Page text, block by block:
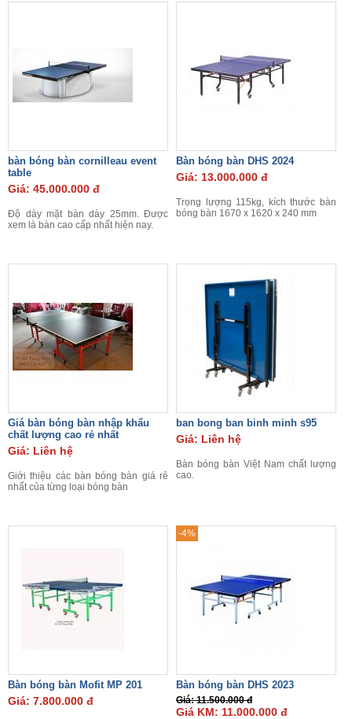
bàn bóng bàn cornilleau event
table
Giá: 45.000.000 đ
Độ dày mặt bàn dày 25mm. Được
xem là bàn cao cấp nhất hiện nay.
Bàn bóng bàn DHS 2024
Giá: 13.000.000 đ
Trọng lượng 115kg, kích thước bàn
bóng bàn 1670 x 1620 x 240 mm
Giá bàn bóng bàn nhập khẩu
chất lượng cao rẻ nhất
Giá: Liên hệ
Giới thiệu các bàn bóng bàn giá rẻ
nhất của từng loại bóng bàn
ban bong ban binh minh s95
Giá: Liên hệ
Bàn bóng bàn Việt Nam chất lượng
cao.
Bàn bóng bàn Mofit MP 201
Giá: 7.800.000 đ
-4%
Bàn bóng bàn DHS 2023
Giá: 11.500.000 đ
Giá KM: 11.000.000 đ